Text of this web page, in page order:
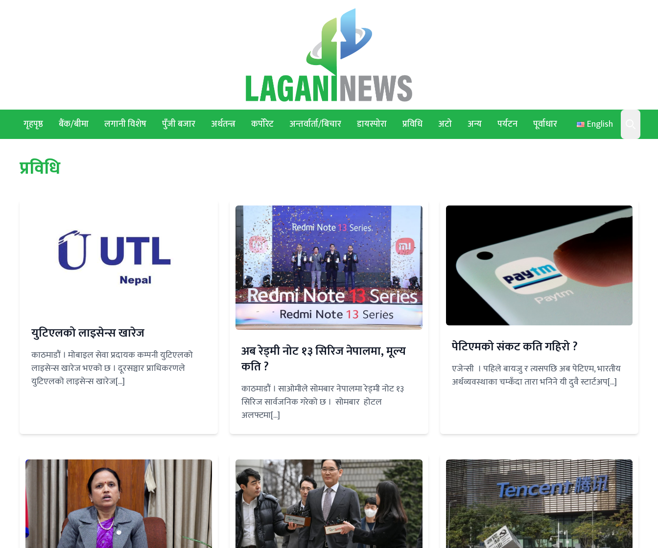
English
Search
गृहपृष्ठ बैंक/बीमा लगानी विशेष पुँजी बजार अर्थतन्त्र कर्पोरेट अन्तर्वार्ता/बिचार डायस्पोरा प्रविधि अटो अन्य पर्यटन पूर्वाधार
प्रविधि
युटिएलको लाइसेन्स खारेज
काठमाडौं । मोबाइल सेवा प्रदायक कम्पनी युटिएलको
लाइसेन्स खारेज भएको छ । दूरसञ्चार प्राधिकरणले
युटिएलको लाइसेन्स खारेज[...]
अब रेड्मी नोट १३ सिरिज नेपालमा, मूल्य
कति ?
काठमाडौं । साओमीले सोमबार नेपालमा रेड्मी नोट १३
सिरिज सार्वजनिक गरेको छ । सोमबार होटल
अलफ्टमा[...]
पेटिएमको संकट कति गहिरो ?
एजेन्सी । पहिले बायजु र त्यसपछि अब पेटिएम, भारतीय
अर्थव्यवस्थाका चम्कँदा तारा भनिने यी दुवै स्टार्टअप[...]